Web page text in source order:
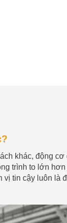
khác, động cơ
trình to lớn
tin cậy luôn là